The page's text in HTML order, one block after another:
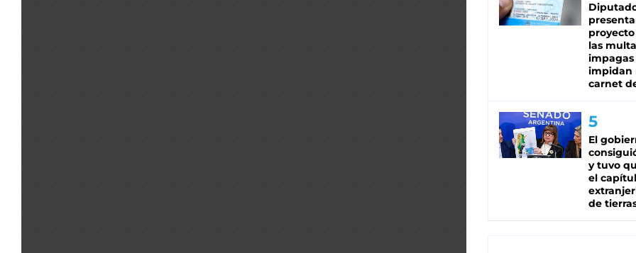
las
impagas
impidan
carnet
El
y tuvo
el
de